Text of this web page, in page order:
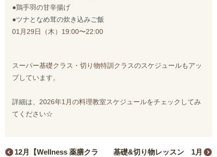
●鶏手羽の甘辛揚げ
●ツナとなめ茸の炊き込みご飯
01月29日（木）19:00〜22:00
スーパー基礎クラス ・ 切り物特訓クラスのスケジュールもアッ
プしています。
詳細は、 2026年1月の料理教室スケジュールをチェックしてみ
てください☆
12月【Wellness 薬膳クラ
基礎&切り物レッスン 1月